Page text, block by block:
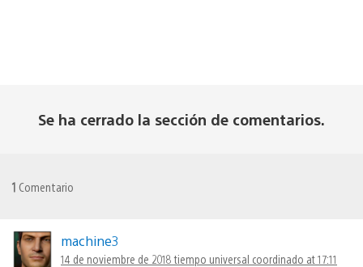
Se ha cerrado la sección de comentarios.
1 Comentario
machine3
14 de noviembre de 2018 tiempo universal coordinado at 17:11